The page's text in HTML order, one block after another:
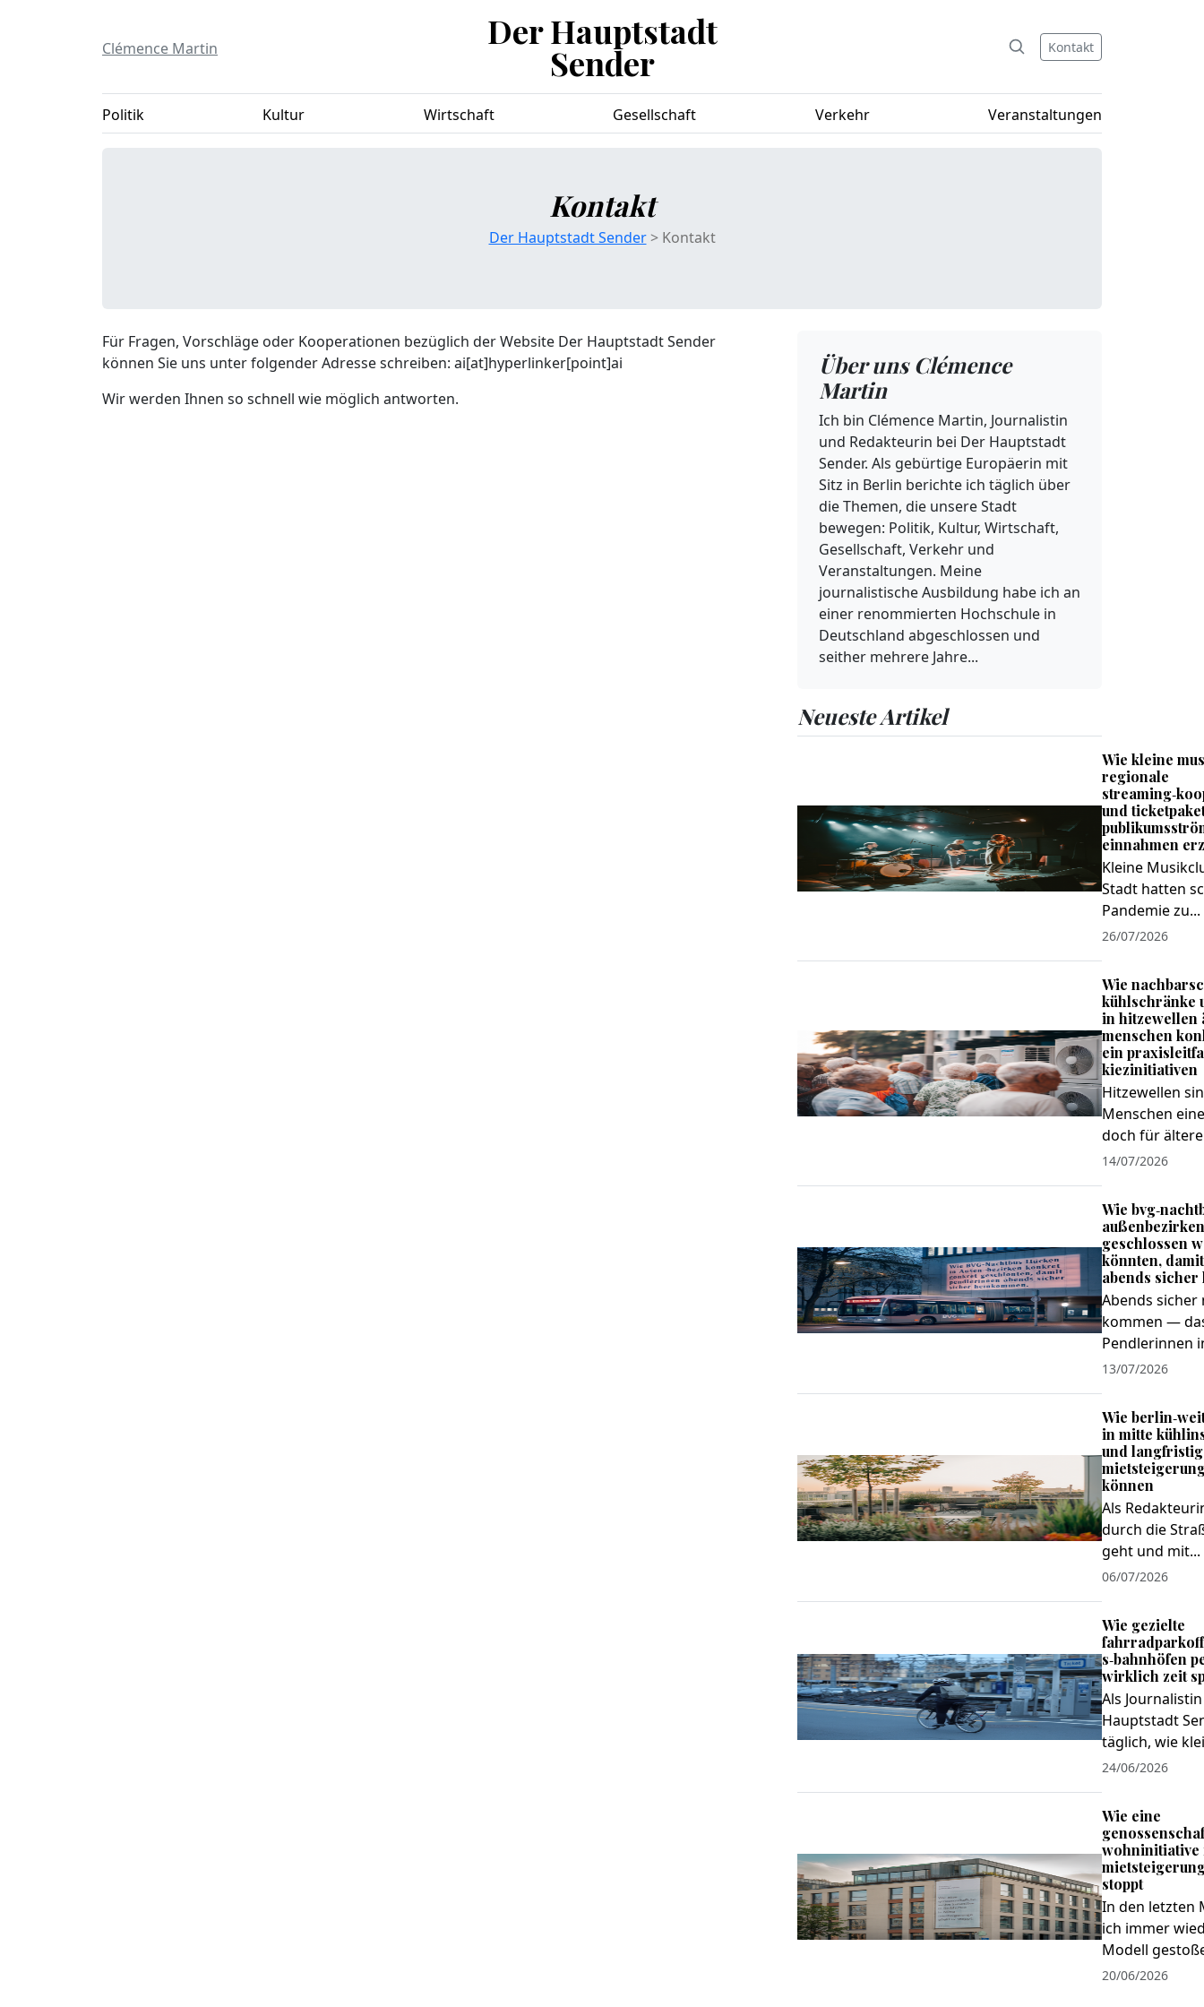
Clémence Martin Der Hauptstadt
Sender Kontakt
Politik Kultur Wirtschaft Gesellschaft Verkehr Veranstaltungen
Kontakt
Der Hauptstadt Sender> Kontakt
Für Fragen, Vorschläge oder Kooperationen bezüglich der Website Der Hauptstadt Sender
können Sie uns unter folgender Adresse schreiben: ai[at]hyperlinker[point]ai
Wir werden Ihnen so schnell wie möglich antworten.
Über uns Clémence
Martin
Ich bin Clémence Martin, Journalistin
und Redakteurin bei Der Hauptstadt
Sender. Als gebürtige Europäerin mit
Sitz in Berlin berichte ich täglich über
die Themen, die unsere Stadt
bewegen: Politik, Kultur, Wirtschaft,
Gesellschaft, Verkehr und
Veranstaltungen. Meine
journalistische Ausbildung habe ich an
einer renommierten Hochschule in
Deutschland abgeschlossen und
seither mehrere Jahre...
Neueste Artikel
Wie kleine
regionale
und
einnahmen
Kleine
Stadt hatten
Pandemie zu...
26/07/2026
Wie
kühlschränke
in hitzewellen
menschen
ein
kiezinitiativen
Hitzewellen
Menschen
doch für
14/07/2026
Wie
geschlossen
könnten,
abends sicher
Abends sicher
kommen —
Pendlerinnen
13/07/2026
Wie
in mitte
und langfristig
können
Als
durch die
geht und mit...
06/07/2026
Wie gezielte
s‑bahnhöfen
wirklich zeit
Als
Hauptstadt
täglich, wie
24/06/2026
Wie eine
wohninitiative
stoppt
In den letzten
ich immer
Modell
20/06/2026